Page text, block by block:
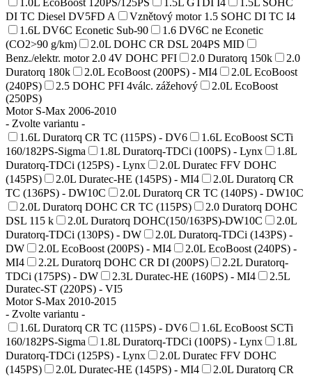
DI TC Diesel DV5FD A
Vznětový motor 1.5 SOHC DI TC I4
1.6L DV6C Econetic Sub-90
1.6 DV6C ne Econetic
(CO2>90 g/km)
2.0L DOHC CR DSL 204PS MID
Benz./elektr. motor 2.0 4V DOHC PFI
2.0 Duratorq 150k
2.0
Duratorq 180k
2.0L EcoBoost (200PS) - MI4
2.0L EcoBoost
(240PS)
2.5 DOHC PFI 4válc. zážehový
2.0L EcoBoost
(250PS)
Motor S-Max 2006-2010
- Zvolte variantu -
1.6L Duratorq CR TC (115PS) - DV6
1.6L EcoBoost SCTi
160/182PS-Sigma
1.8L Duratorq-TDCi (100PS) - Lynx
1.8L
Duratorq-TDCi (125PS) - Lynx
2.0L Duratec FFV DOHC
(145PS)
2.0L Duratec-HE (145PS) - MI4
2.0L Duratorq CR
TC (136PS) - DW10C
2.0L Duratorq CR TC (140PS) - DW10C
2.0L Duratorq DOHC CR TC (115PS)
2.0 Duratorq DOHC
DSL 115 k
2.0L Duratorq DOHC(150/163PS)-DW10C
2.0L
Duratorq-TDCi (130PS) - DW
2.0L Duratorq-TDCi (143PS) -
DW
2.0L EcoBoost (200PS) - MI4
2.0L EcoBoost (240PS) -
MI4
2.2L Duratorq DOHC CR DI (200PS)
2.2L Duratorq-
TDCi (175PS) - DW
2.3L Duratec-HE (160PS) - MI4
2.5L
Duratec-ST (220PS) - VI5
Motor S-Max 2010-2015
- Zvolte variantu -
1.6L Duratorq CR TC (115PS) - DV6
1.6L EcoBoost SCTi
160/182PS-Sigma
1.8L Duratorq-TDCi (100PS) - Lynx
1.8L
Duratorq-TDCi (125PS) - Lynx
2.0L Duratec FFV DOHC
(145PS)
2.0L Duratec-HE (145PS) - MI4
2.0L Duratorq CR